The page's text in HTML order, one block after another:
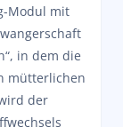
Modul mit
in dem die
mütterlichen
der